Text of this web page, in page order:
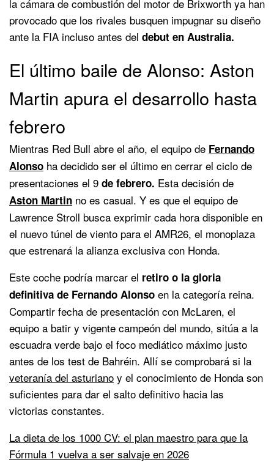
la cámara de combustión del motor de Brixworth ya han
provocado que los rivales busquen impugnar su diseño
ante la FIA incluso antes del debut en Australia.
El último baile de Alonso: Aston
Martin apura el desarrollo hasta
febrero
Mientras Red Bull abre el año, el equipo de Fernando
Alonso ha decidido ser el último en cerrar el ciclo de
presentaciones el 9 de febrero. Esta decisión de
Aston Martin no es casual. Y es que el equipo de
Lawrence Stroll busca exprimir cada hora disponible en
el nuevo túnel de viento para el AMR26, el monoplaza
que estrenará la alianza exclusiva con Honda.
Este coche podría marcar el retiro o la gloria
definitiva de Fernando Alonso en la categoría reina.
Compartir fecha de presentación con McLaren, el
equipo a batir y vigente campeón del mundo, sitúa a la
escuadra verde bajo el foco mediático máximo justo
antes de los test de Bahréin. Allí se comprobará si la
veteranía del asturiano y el conocimiento de Honda son
suficientes para dar el salto definitivo hacia las
victorias constantes.
La dieta de los 1000 CV: el plan maestro para que la
Fórmula 1 vuelva a ser salvaje en 2026